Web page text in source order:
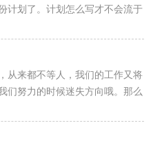
计划了。计划怎么写才不会流于
儿教研学期工作计...
从来都不等人，我们的工作又将
们努力的时候迷失方向哦。那么
整理的宣传年度工...